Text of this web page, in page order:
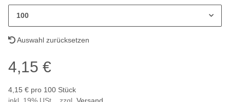
100
Auswahl zurücksetzen
4,15 €
4,15 € pro 100 Stück